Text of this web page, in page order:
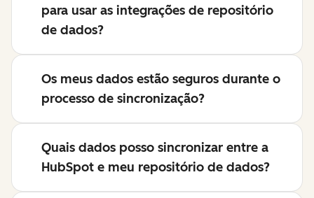
para usar as integrações de repositório
de dados?
Os meus dados estão seguros durante o
processo de sincronização?
Quais dados posso sincronizar entre a
HubSpot e meu repositório de dados?